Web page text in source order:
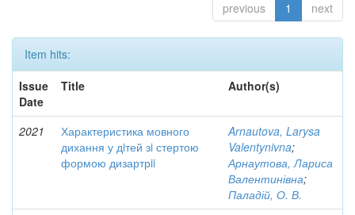
previous 1 next
Item hits:
Issue
Date
Title Author(s)
2021
Характеристика мовного
дихання у дiтей зi стертою
формою дизартрii
Arnautova, Larysa
Valentynivna;
Арнаутова, Лариса
Валентинівна;
Паладій, О. В.